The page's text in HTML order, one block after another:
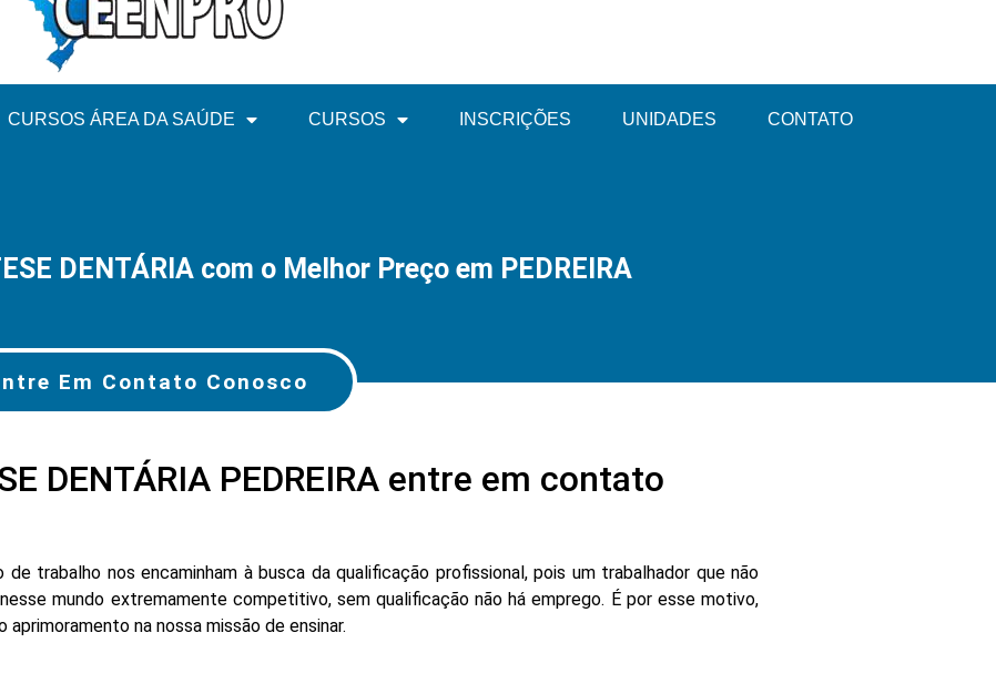
CURSOS ÁREA DA SAÚDE CURSOS INSCRIÇÕES UNIDADES CONTATO
DENTÁRIA com o Melhor Preço em PEDREIRA
Em Contato Conosco
DENTÁRIA PEDREIRA entre em contato
trabalho nos encaminham à busca da qualificação profissional, pois um trabalhador que não
mundo extremamente competitivo, sem qualificação não há emprego. É por esse motivo,
na nossa missão de ensinar.